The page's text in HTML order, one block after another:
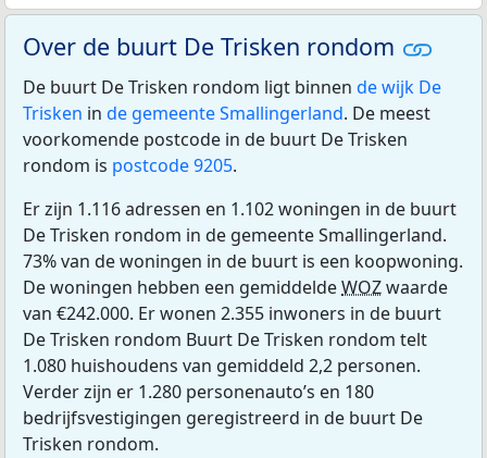
Over de buurt De Trisken rondom
De buurt De Trisken rondom ligt binnen de wijk De
Trisken in de gemeente Smallingerland. De meest
voorkomende postcode in de buurt De Trisken
rondom is postcode 9205.
Er zijn 1.116 adressen en 1.102 woningen in de buurt
De Trisken rondom in de gemeente Smallingerland.
73% van de woningen in de buurt is een koopwoning.
De woningen hebben een gemiddeldeWOZwaarde
van €242.000. Er wonen 2.355 inwoners in de buurt
De Trisken rondom Buurt De Trisken rondom telt
1.080 huishoudens van gemiddeld 2,2 personen.
Verder zijn er 1.280 personenauto’s en 180
bedrijfsvestigingen geregistreerd in de buurt De
Trisken rondom.